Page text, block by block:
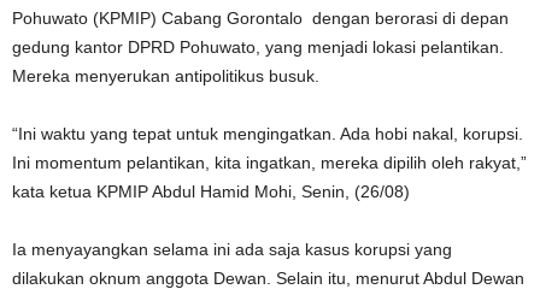
Pohuwato (KPMIP) Cabang Gorontalo dengan berorasi di depan
gedung kantor DPRD Pohuwato, yang menjadi lokasi pelantikan.
Mereka menyerukan antipolitikus busuk.
“Ini waktu yang tepat untuk mengingatkan. Ada hobi nakal, korupsi.
Ini momentum pelantikan, kita ingatkan, mereka dipilih oleh rakyat,”
kata ketua KPMIP Abdul Hamid Mohi, Senin, (26/08)
Ia menyayangkan selama ini ada saja kasus korupsi yang
dilakukan oknum anggota Dewan. Selain itu, menurut Abdul Dewan